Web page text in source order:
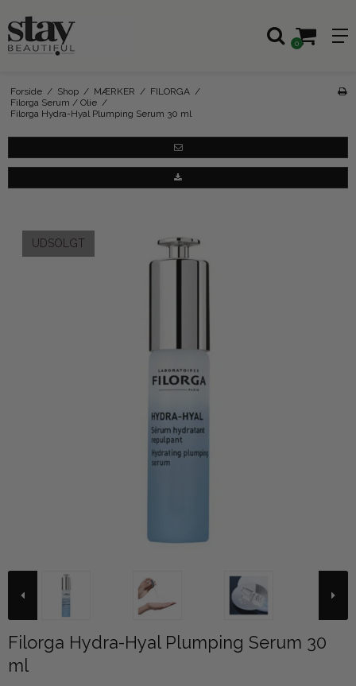
0
Forside / Shop / MÆRKER / FILORGA /
Filorga Serum / Olie /
Filorga Hydra-Hyal Plumping Serum 30 ml
UDSOLGT
Filorga Hydra-Hyal Plumping Serum 30
ml